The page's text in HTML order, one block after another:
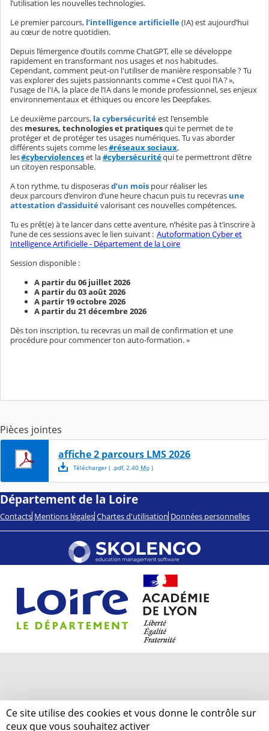
l’utilisation les nouvelles technologies.
Le premier parcours, l’intelligence artificielle(IA) est aujourd’hui
au cœur de notre quotidien.
Depuis l’émergence d’outils comme ChatGPT, elle se développe
rapidement en transformant nos usages et nos habitudes.
Cependant, comment peut-on l'utiliser de manière responsable ? Tu
vas explorer des sujets passionnants comme « C’est quoi l’IA ? »,
l'usage de l'IA, la place de l’IA dans le monde professionnel, ses enjeux
environnementaux et éthiques ou encore les Deepfakes.
Le deuxième parcours, la cybersécuritéest l'ensemble
des mesures, technologies et pratiquesqui te permet de te
protéger et de protéger tes usages numériques.Tu vas aborder
différents sujets comme les#réseaux sociaux,
les#cyberviolenceset la#cybersécuritéqui te permettront d’être
un citoyen responsable.
A ton rythme, tu disposerasd’un mois pour réaliser les
deux parcours d’environ d’une heure chacun puis tu recevras une
attestation d'assiduitévalorisant ces nouvelles compétences.
Tu es prêt(e) à te lancer dans cette aventure, n’hésite pas à t’inscrire à
l’une de ces sessions avec le lien suivant : Autoformation Cyber et
Intelligence Artificielle - Département de la Loire
Session disponible :
A partir du 06 juillet 2026
A partir du 03 août 2026
A partir 19 octobre 2026
A partir du 21 décembre 2026
Dès ton inscription, tu recevras un mail de confirmation et une
procédure pour commencer ton auto-formation.»
Pièces jointes
affiche 2 parcours LMS 2026
Télécharger( .pdf, 2.40 Mo)
Département de la Loire
Contacts Mentions légales Chartes d'utilisation Données personnelles
Ce site utilise des cookies et vous donne le contrôle sur
ceux que vous souhaitez activer